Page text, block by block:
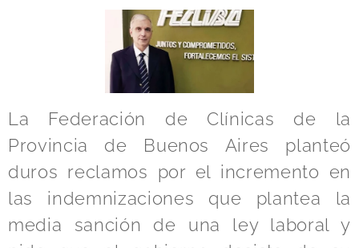
La Federación de Clínicas de la
Provincia de Buenos Aires planteó
duros reclamos por el incremento en
las indemnizaciones que plantea la
media sanción de una ley laboral y